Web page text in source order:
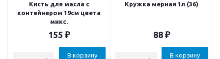
Кисть для масла с
контейнером 19см цвета
микс.
155 ₽
В корзину
Кружка мерная 1л (36)
88 ₽
В корзину